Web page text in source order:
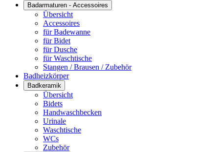
Badarmaturen - Accessoires
Übersicht
Accessoires
für Badewanne
für Bidet
für Dusche
für Waschtische
Stangen / Brausen / Zubehör
Badheizkörper
Badkeramik
Übersicht
Bidets
Handwaschbecken
Urinale
Waschtische
WCs
Zubehör